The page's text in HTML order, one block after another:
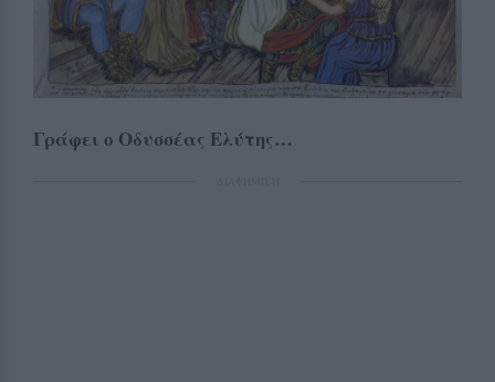
Γράφει ο Οδυσσέας Ελύτης…